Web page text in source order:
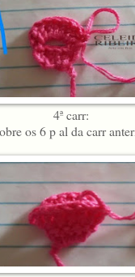
4ª carr:
os 6 p al da carr